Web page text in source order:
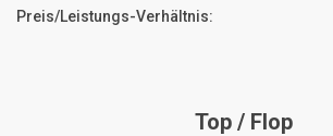
Preis/Leistungs-Verhältnis:
Top / Flop